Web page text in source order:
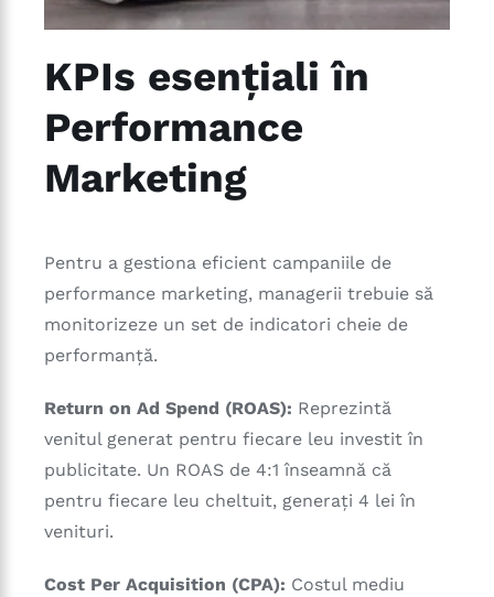
KPIs esențiali în
Performance
Marketing
Pentru a gestiona eficient campaniile de
performance marketing, managerii trebuie să
monitorizeze un set de indicatori cheie de
performanță.
Return on Ad Spend (ROAS): Reprezintă
venitul generat pentru fiecare leu investit în
publicitate. Un ROAS de 4:1 înseamnă că
pentru fiecare leu cheltuit, generați 4 lei în
venituri.
Cost Per Acquisition (CPA): Costul mediu